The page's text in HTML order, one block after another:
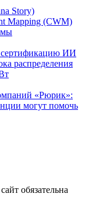
Story)
Mapping (CWM)
сертификацию ИИ
распределения
«Рюрик»:
могут помочь
обязательна